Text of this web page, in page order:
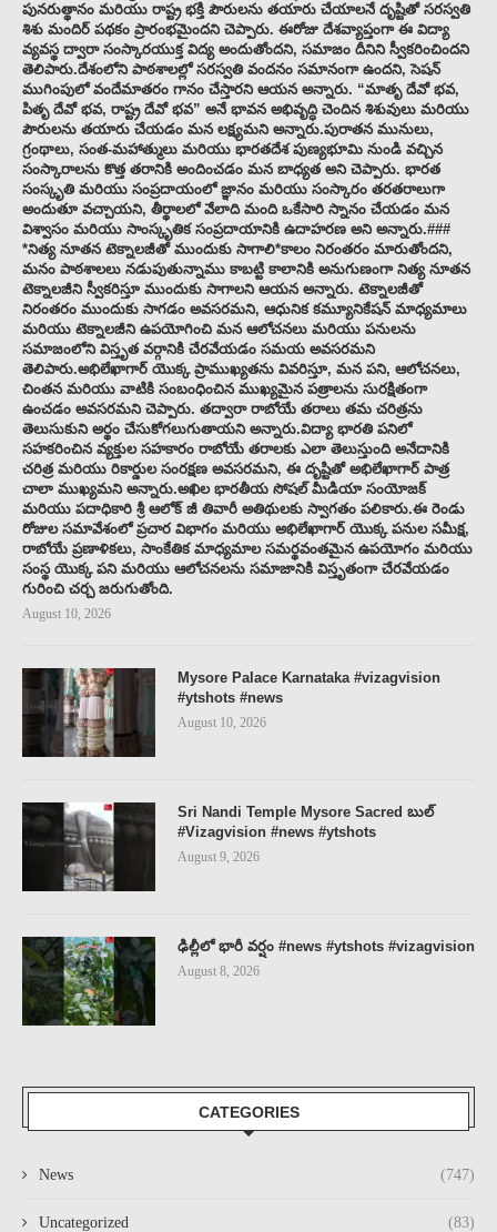
పునరుత్థానం మరియు రాష్ట్ర భక్తి పౌరులను తయారు చేయాలనే దృష్టితో సరస్వతి
శిశు మందిర్ పథకం ప్రారంభమైందని చెప్పారు. ఈరోజు దేశవ్యాప్తంగా ఈ విద్యా
వ్యవస్థ ద్వారా సంస్కారయుక్త విద్య అందుతోందని, సమాజం దీనిని స్వీకరించిందని
తెలిపారు.దేశంలోని పాఠశాలల్లో సరస్వతి వందనం సమానంగా ఉందని, సెషన్
ముగింపులో వందేమాతరం గానం చేస్తారని ఆయన అన్నారు. “మాతృ దేవో భవ,
పితృ దేవో భవ, రాష్ట్ర దేవో భవ” అనే భావన అభివృద్ధి చెందిన శిశువులు మరియు
పౌరులను తయారు చేయడం మన లక్ష్యమని అన్నారు.పురాతన మునులు,
గ్రంథాలు, సంత-మహాత్ములు మరియు భారతదేశ పుణ్యభూమి నుండి వచ్చిన
సంస్కారాలను కొత్త తరానికి అందించడం మన బాధ్యత అని చెప్పారు. భారత
సంస్కృతి మరియు సంప్రదాయంలో జ్ఞానం మరియు సంస్కారం తరతరాలుగా
అందుతూ వచ్చాయని, తీర్థాలలో వేలాది మంది ఒకేసారి స్నానం చేయడం మన
విశ్వాసం మరియు సాంస్కృతిక సంప్రదాయానికి ఉదాహరణ అని అన్నారు.###
*నిత్య నూతన టెక్నాలజీతో ముందుకు సాగాలి*కాలం నిరంతరం మారుతోందని,
మనం పాఠశాలలు నడుపుతున్నాము కాబట్టి కాలానికి అనుగుణంగా నిత్య నూతన
టెక్నాలజీని స్వీకరిస్తూ ముందుకు సాగాలని ఆయన అన్నారు. టెక్నాలజీతో
నిరంతరం ముందుకు సాగడం అవసరమని, ఆధునిక కమ్యూనికేషన్ మాధ్యమాలు
మరియు టెక్నాలజీని ఉపయోగించి మన ఆలోచనలు మరియు పనులను
సమాజంలోని విస్తృత వర్గానికి చేరవేయడం సమయ అవసరమని
తెలిపారు.అభిలేఖాగార్ యొక్క ప్రాముఖ్యతను వివరిస్తూ, మన పని, ఆలోచనలు,
చింతన మరియు వాటికి సంబంధించిన ముఖ్యమైన పత్రాలను సురక్షితంగా
ఉంచడం అవసరమని చెప్పారు. తద్వారా రాబోయే తరాలు తమ చరిత్రను
తెలుసుకుని అర్థం చేసుకోగలుగుతాయని అన్నారు.విద్యా భారతి పనిలో
సహకరించిన వ్యక్తుల సహకారం రాబోయే తరాలకు ఎలా తెలుస్తుంది అనేదానికి
చరిత్ర మరియు రికార్డుల సంరక్షణ అవసరమని, ఈ దృష్టితో అభిలేఖాగార్ పాత్ర
చాలా ముఖ్యమని అన్నారు.అఖిల భారతీయ సోషల్ మీడియా సంయోజక్
మరియు పదాధికారి శ్రీ ఆలోక్ జీ తివారీ అతిథులకు స్వాగతం పలికారు.ఈ రెండు
రోజుల సమావేశంలో ప్రచార విభాగం మరియు అభిలేఖాగార్ యొక్క పనుల సమీక్ష,
రాబోయే ప్రణాళికలు, సాంకేతిక మాధ్యమాల సమర్థవంతమైన ఉపయోగం మరియు
సంస్థ యొక్క పని మరియు ఆలోచనలను సమాజానికి విస్తృతంగా చేరవేయడం
గురించి చర్చ జరుగుతోంది.
August 10, 2026
Mysore Palace Karnataka #vizagvision
#ytshots #news
August 10, 2026
Sri Nandi Temple Mysore Sacred బుల్
#Vizagvision #news #ytshots
August 9, 2026
ఢిల్లీలో భారీ వర్షం #news #ytshots #vizagvision
August 8, 2026
CATEGORIES
News (747)
Uncategorized (83)